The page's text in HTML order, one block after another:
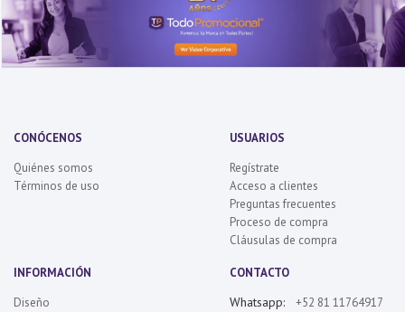
CONÓCENOS
Quiénes somos
Términos de uso
USUARIOS
Regístrate
Acceso a clientes
Preguntas frecuentes
Proceso de compra
Cláusulas de compra
INFORMACIÓN
Diseño
CONTACTO
Whatsapp: +52 81 11764917